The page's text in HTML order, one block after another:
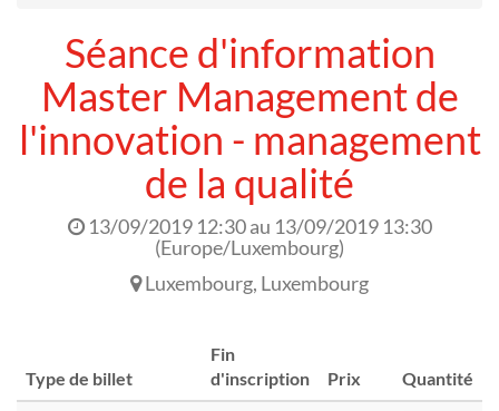
Séance d'information
Master Management de
l'innovation - management
de la qualité
13/09/2019 12:30au 13/09/2019 13:30
(Europe/Luxembourg)
Luxembourg, Luxembourg
Type de billet
Fin
d'inscription
Prix Quantité